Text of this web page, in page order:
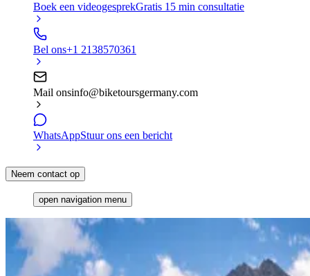
Boek een videogesprekGratis 15 min consultatie
Bel ons+1 2138570361
Mail onsinfo@biketoursgermany.com
WhatsAppStuur ons een bericht
Neem contact op
open navigation menu